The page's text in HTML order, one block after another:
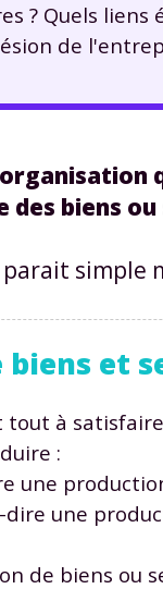
? Quels
de
biens
simple
et
à
:
une
dire une
de biens ou